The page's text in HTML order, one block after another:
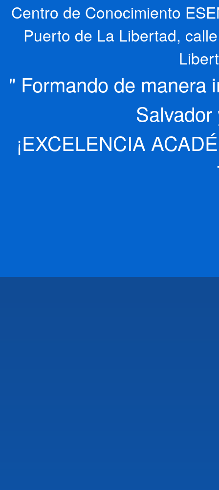
Centro de Conocimiento
Puerto de La Libertad,
" Formando de manera
¡EXCELENCIA